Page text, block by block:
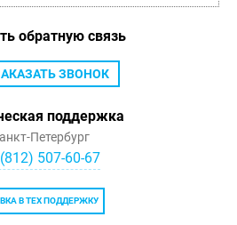
обратную связь
ЗВОНОК
поддержка
Петербург
507-60-67
В ТЕХ ПОДДЕРЖКУ